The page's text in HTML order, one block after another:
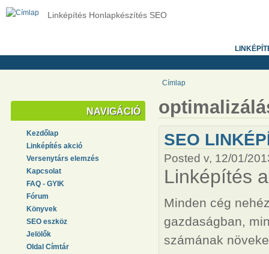
Linképítés Honlapkészítés SEO
Címlap
NAVIGÁCIÓ
Kezdőlap
Linképítés akció
Versenytárs elemzés
Kapcsolat
FAQ - GYIK
Fórum
Könyvek
SEO eszköz
Jelölők
Oldal Címtár
SEO
Posted v, 12/01/
Linképítés
Minden cég
gazdaságban,
számának